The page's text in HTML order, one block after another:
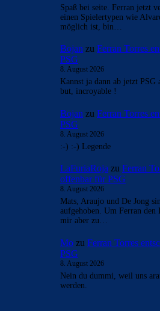
Spaß bei seite. Ferran jetzt
einen Spielertypen wie
möglich ist, bin…
Bojan zu Ferran Torres
PSG
8. August 2026
Kannst ja dann ab jetzt PSG
but, incroyable !
Bojan zu Ferran Torres
PSG
8. August 2026
:-) :-) Legende
LaFuriaRoja zu Ferran
offenbar für PSG
8. August 2026
Mats, Araujo und De Jong
aufgehoben. Um Ferran
mir aber zu…
Mo zu Ferran Torres
PSG
8. August 2026
Nein du dummi, weil uns
werden.